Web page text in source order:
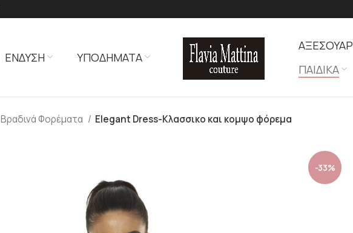
ΕΝΔΥΣΗ ΥΠΟΔΗΜΑΤΑ
ΑΞΕΣΟΥΑΡ
ΠΑΙΔΙΚΑ
Βραδινά Φορέματα Elegant Dress-Κλασσικο και κομψο φόρεμα
-33%